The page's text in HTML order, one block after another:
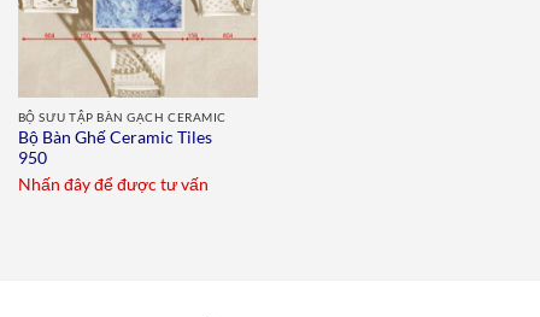
BỘ SƯU TẬP BÀN GẠCH CERAMIC
Bộ Bàn Ghế Ceramic Tiles
950
Nhấn đây để được tư vấn